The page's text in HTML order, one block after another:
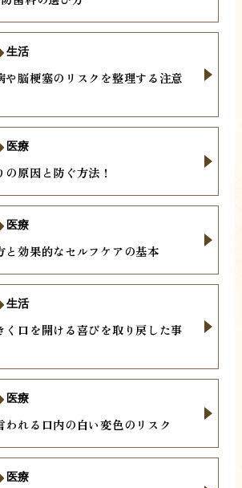
や脳梗塞のリスクを整理する注意
生活
原因と防ぐ方法！
医療
と効果的なセルフケアの基本
医療
く口を開ける喜びを取り戻した事
生活
われる口内の白い変色のリスク
医療
医療